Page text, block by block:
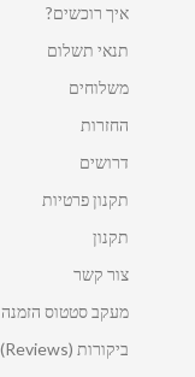
איך רוכשים?
תנאי תשלום
משלוחים
החזרות
דרושים
תקנון פרטיות
תקנון
צור קשר
מעקב סטטוס הזמנה
ביקורות MallShoes (Reviews)